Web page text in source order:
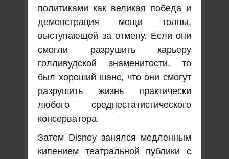
политиками как великая победа и
демонстрация мощи толпы,
выступающей за отмену. Если они
смогли разрушить карьеру
голливудской знаменитости, то
был хороший шанс, что они смогут
разрушить жизнь практически
любого среднестатистического
консерватора.
Затем Disney занялся медленным
кипением театральной публики с